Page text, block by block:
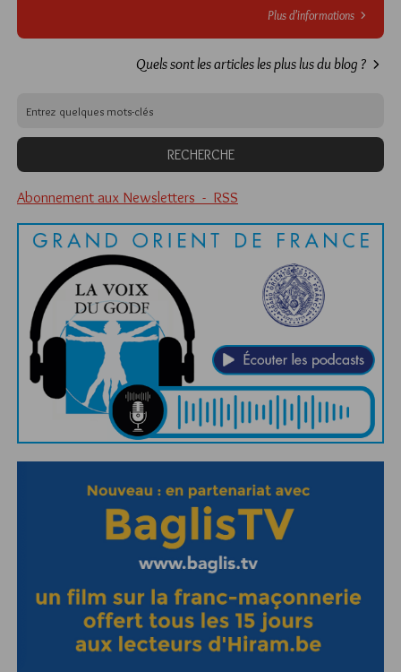
Plus d’informations
Quels sont les articles les plus lus du blog ?
Abonnement aux Newsletters - RSS